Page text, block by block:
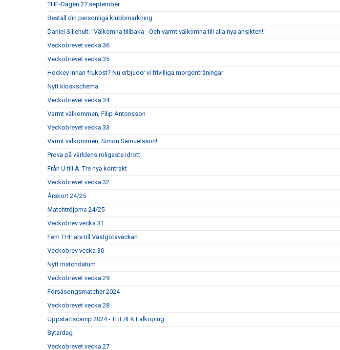
THF-Dagen 27 september
Beställ din personliga klubbmärkning
Daniel Siljehult: "Välkomna tillbaka - Och varmt välkomna till alla nya ansikten!"
Veckobrevet vecka 36
Veckobrevet vecka 35
Hockey innan frukost? Nu erbjuder vi frivilliga morgonträningar
Nytt kioskschema
Veckobrevet vecka 34
Varmt välkommen, Filip Antonsson
Veckobrevet vecka 33
Varmt välkommen, Simon Samuelsson!
Prova på världens roligaste idrott
Från U till A: Tre nya kontrakt
Veckobrevet vecka 32
Årskort 24/25
Matchtröjorna 24/25
Veckobrev vecka 31
Fem THF:are till Västgötaveckan
Veckobrev vecka 30
Nytt matchdatum
Veckobrevet vecka 29
Försäsongsmatcher 2024
Veckobrevet vecka 28
Uppstartscamp 2024 - THF/IFK Falköping
Bytardag
Veckobrevet vecka 27